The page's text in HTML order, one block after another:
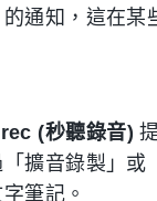
通知，這在某
(秒聽錄音)
擴音錄製」或
筆記。